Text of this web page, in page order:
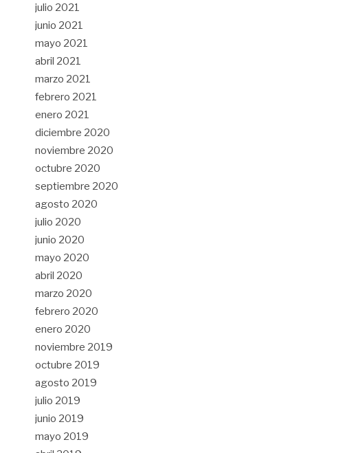
julio 2021
junio 2021
mayo 2021
abril 2021
marzo 2021
febrero 2021
enero 2021
diciembre 2020
noviembre 2020
octubre 2020
septiembre 2020
agosto 2020
julio 2020
junio 2020
mayo 2020
abril 2020
marzo 2020
febrero 2020
enero 2020
noviembre 2019
octubre 2019
agosto 2019
julio 2019
junio 2019
mayo 2019